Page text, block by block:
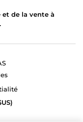
et de la vente à